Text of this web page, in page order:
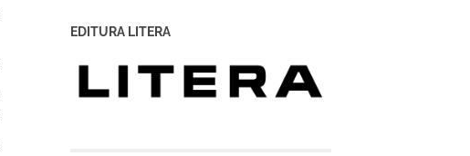
EDITURA LITERA